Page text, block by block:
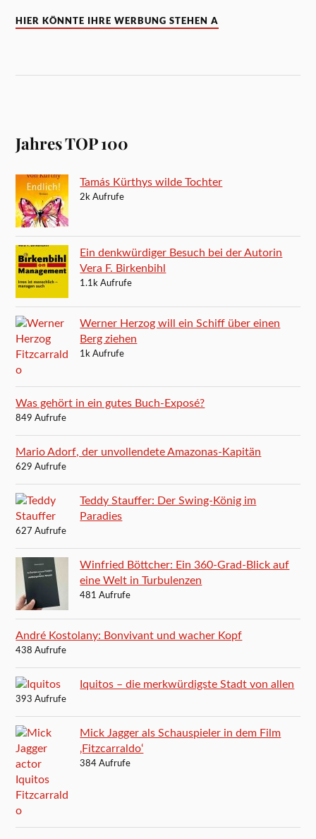
HIER KÖNNTE IHRE WERBUNG STEHEN A
Jahres TOP 100
Tamás Kürthys wilde Tochter
2k Aufrufe
Ein denkwürdiger Besuch bei der Autorin
Vera F. Birkenbihl
1.1k Aufrufe
Werner Herzog will ein Schiff über einen
Berg ziehen
1k Aufrufe
Was gehört in ein gutes Buch-Exposé?
849 Aufrufe
Mario Adorf, der unvollendete Amazonas-Kapitän
629 Aufrufe
Teddy Stauffer: Der Swing-König im
Paradies
627 Aufrufe
Winfried Böttcher: Ein 360-Grad-Blick auf
eine Welt in Turbulenzen
481 Aufrufe
André Kostolany: Bonvivant und wacher Kopf
438 Aufrufe
Iquitos – die merkwürdigste Stadt von allen
393 Aufrufe
Mick Jagger als Schauspieler in dem Film
‚Fitzcarraldo‘
384 Aufrufe